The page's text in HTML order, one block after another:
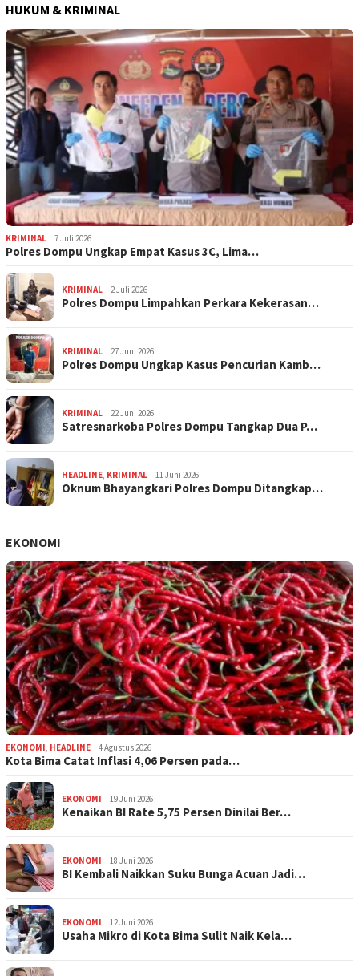
HUKUM & KRIMINAL
KRIMINAL 7 Juli 2026
Polres Dompu Ungkap Empat Kasus 3C, Lima…
KRIMINAL 2 Juli 2026
Polres Dompu Limpahkan Perkara Kekerasan…
KRIMINAL 27 Juni 2026
Polres Dompu Ungkap Kasus Pencurian Kamb…
KRIMINAL 22 Juni 2026
Satresnarkoba Polres Dompu Tangkap Dua P…
HEADLINE, KRIMINAL 11 Juni 2026
Oknum Bhayangkari Polres Dompu Ditangkap…
EKONOMI
EKONOMI, HEADLINE 4 Agustus 2026
Kota Bima Catat Inflasi 4,06 Persen pada…
EKONOMI 19 Juni 2026
Kenaikan BI Rate 5,75 Persen Dinilai Ber…
EKONOMI 18 Juni 2026
BI Kembali Naikkan Suku Bunga Acuan Jadi…
EKONOMI 12 Juni 2026
Usaha Mikro di Kota Bima Sulit Naik Kela…